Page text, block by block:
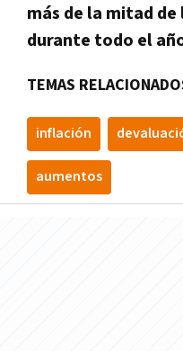
más de la mitad
durante todo el
TEMAS
inflación
aumentos